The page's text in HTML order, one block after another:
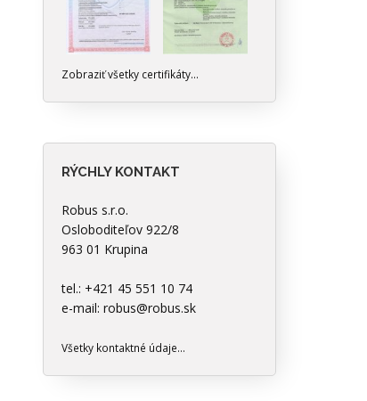
Zobraziť všetky certifikáty...
RÝCHLY KONTAKT
Robus s.r.o.
Osloboditeľov 922/8
963 01 Krupina
tel.: +421 45 551 10 74
e-mail: robus@robus.sk
Všetky kontaktné údaje...